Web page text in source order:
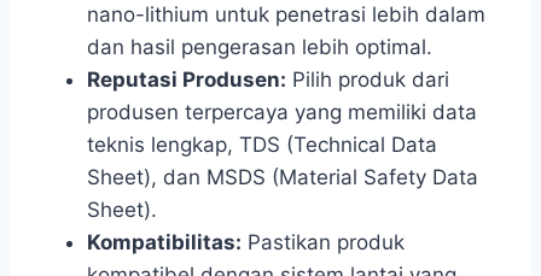
nano-lithium untuk penetrasi lebih dalam
dan hasil pengerasan lebih optimal.
Reputasi Produsen: Pilih produk dari
produsen terpercaya yang memiliki data
teknis lengkap, TDS (Technical Data
Sheet), dan MSDS (Material Safety Data
Sheet).
Kompatibilitas: Pastikan produk